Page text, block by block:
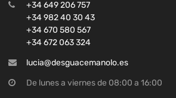
+34 649 206 757
+34 982 40 30 43
+34 670 580 567
+34 672 063 324
lucia@desguacemanolo.es
De lunes a viernes de 08:00 a 16:00